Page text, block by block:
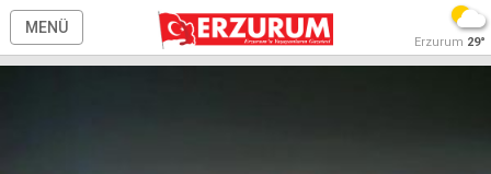
MENÜ
Erzurum 29°